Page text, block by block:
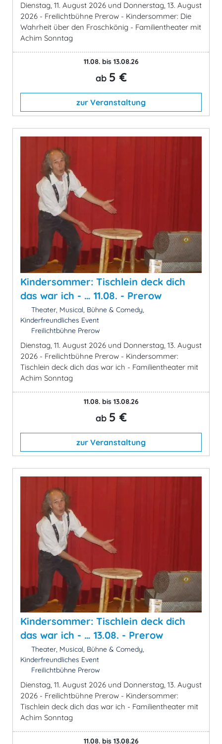
Dienstag, 11. August 2026 und Donnerstag, 13. August
2026 - Freilichtbühne Prerow - Kindersommer: Die
Wahrheit über den Froschkönig - Familientheater mit
Achim Sonntag
11.08. bis 13.08.26
ab 5 €
zur Veranstaltung
Kindersommer: Tischlein deck dich
das war ich - … 11.08. - Prerow
Theater, Musical, Bühne & Comedy,
Kinderfreundliches Event
Freilichtbühne Prerow
Dienstag, 11. August 2026 und Donnerstag, 13. August
2026 - Freilichtbühne Prerow - Kindersommer:
Tischlein deck dich das war ich - Familientheater mit
Achim Sonntag
11.08. bis 13.08.26
ab 5 €
zur Veranstaltung
Kindersommer: Tischlein deck dich
das war ich - … 13.08. - Prerow
Theater, Musical, Bühne & Comedy,
Kinderfreundliches Event
Freilichtbühne Prerow
Dienstag, 11. August 2026 und Donnerstag, 13. August
2026 - Freilichtbühne Prerow - Kindersommer:
Tischlein deck dich das war ich - Familientheater mit
Achim Sonntag
11.08. bis 13.08.26